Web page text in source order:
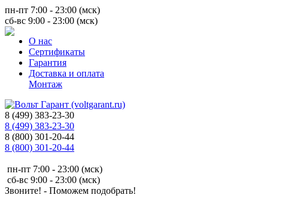
пн-пт 7:00 - 23:00 (мск)
сб-вс 9:00 - 23:00 (мск)
О нас
Сертификаты
Гарантия
Доставка и оплата
Монтаж
8 (499) 383-23-30
8 (499) 383-23-30
8 (800) 301-20-44
8 (800) 301-20-44
пн-пт 7:00 - 23:00 (мск)
сб-вс 9:00 - 23:00 (мск)
Звоните! - Поможем подобрать!